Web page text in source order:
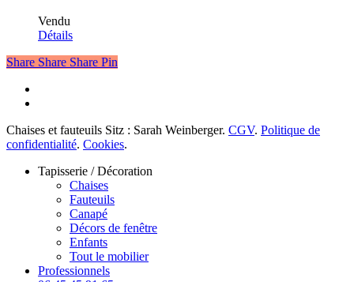
Vendu
Détails
Share Share Share Pin
Chaises et fauteuils Sitz : Sarah Weinberger. CGV. Politique de
confidentialité. Cookies.
FermerTapisserie / Décoration
Chaises
Fauteuils
Canapé
Décors de fenêtre
Enfants
Tout le mobilier
Professionnels